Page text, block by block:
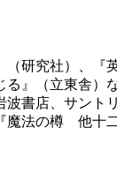
研究社）、『
』（立東舎）
書店、サント
魔法の樽 他十